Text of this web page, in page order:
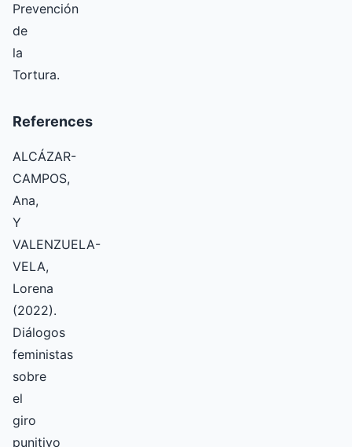
Prevención
de
la
Tortura.
References
ALCÁZAR-
CAMPOS,
Ana,
Y
VALENZUELA-
VELA,
Lorena
(2022).
Diálogos
feministas
sobre
el
giro
punitivo